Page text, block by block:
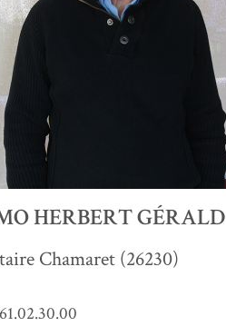
VOIR +
HERBERT GÉRALD
Chamaret (26230)